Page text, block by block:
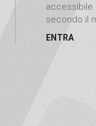
secondo il
ENTRA